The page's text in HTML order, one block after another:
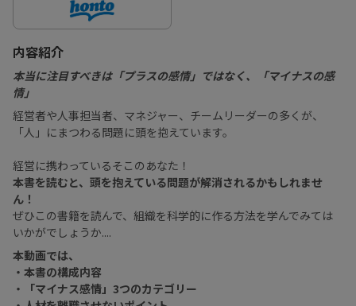
内容紹介
本当に注目すべきは「プラスの感情」ではなく、「マイナスの感
情」
経営者や人事担当者、マネジャー、チームリーダーの多くが、
「人」にまつわる問題に頭を抱えています。
経営に携わっているそこのあなた！
本書を読むと、頭を抱えている問題が解消されるかもしれませ
ん！
ぜひこの書籍を読んで、組織を科学的に作る方法を学んでみては
いかがでしょうか....
本動画では、
・本書の構成内容
・「マイナス感情」3つのカテゴリー